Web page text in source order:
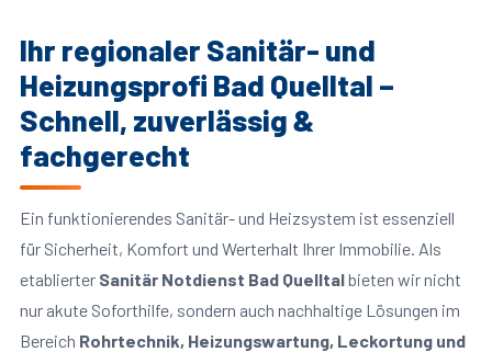
Ihr regionaler Sanitär- und
Heizungsprofi Bad Quelltal –
Schnell, zuverlässig &
fachgerecht
Ein funktionierendes Sanitär- und Heizsystem ist essenziell
für Sicherheit, Komfort und Werterhalt Ihrer Immobilie. Als
etablierter Sanitär Notdienst Bad Quelltalbieten wir nicht
nur akute Soforthilfe, sondern auch nachhaltige Lösungen im
Bereich Rohrtechnik, Heizungswartung, Leckortung und